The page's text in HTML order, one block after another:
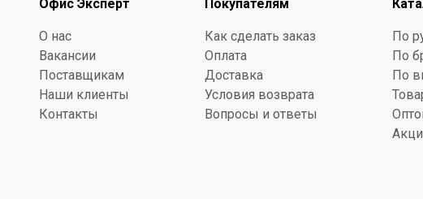
Офис Эксперт
О нас
Вакансии
Поставщикам
Наши клиенты
Контакты
Покупателям
Как сделать заказ
Оплата
Доставка
Условия возврата
Вопросы и ответы
По
По
По